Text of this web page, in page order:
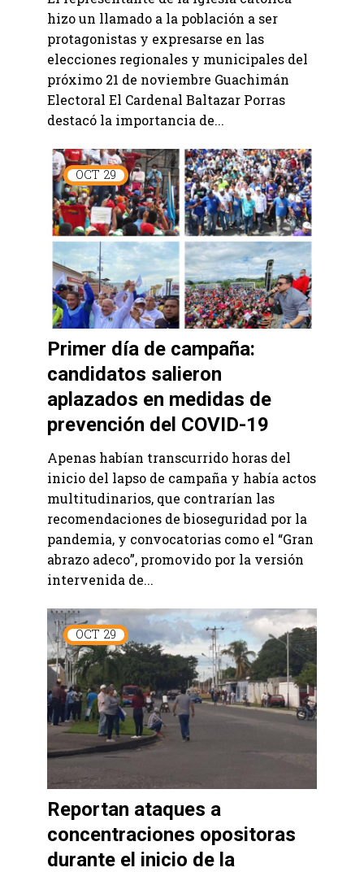
hizo un llamado a la población a ser
protagonistas y expresarse en las
elecciones regionales y municipales del
próximo 21 de noviembre Guachimán
Electoral El Cardenal Baltazar Porras
destacó la importancia de...
OCT 29
Primer día de campaña:
candidatos salieron
aplazados en medidas de
prevención del COVID-19
Apenas habían transcurrido horas del
inicio del lapso de campaña y había actos
multitudinarios, que contrarían las
recomendaciones de bioseguridad por la
pandemia, y convocatorias como el “Gran
abrazo adeco”, promovido por la versión
intervenida de...
OCT 29
Reportan ataques a
concentraciones opositoras
durante el inicio de la